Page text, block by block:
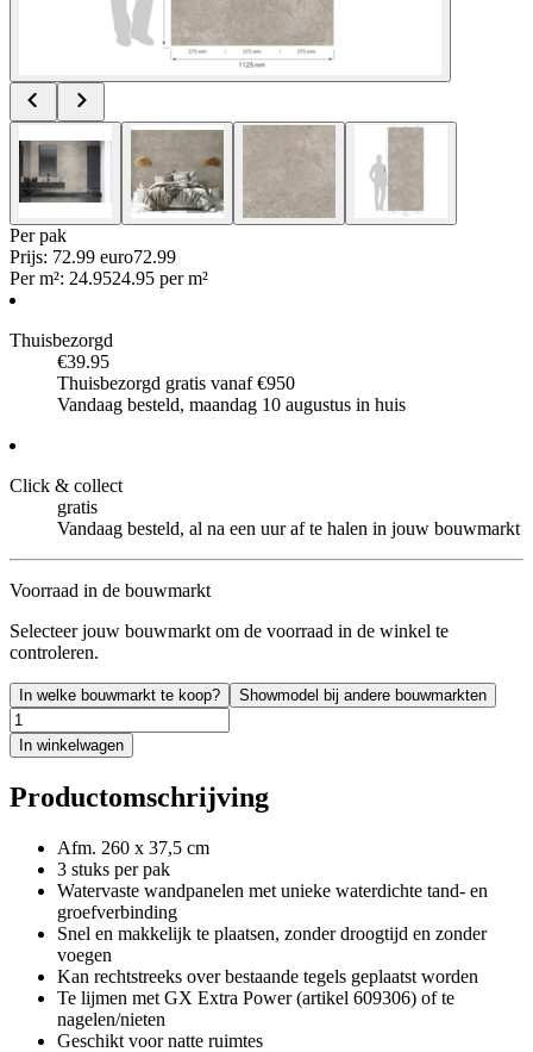
Per pak
Prijs: 72.99 euro72.99
Per m²: 24.9524.95 per m²
Thuisbezorgd
€39.95
Thuisbezorgd gratis vanaf €950
Vandaag besteld, maandag 10 augustus in huis
Click & collect
gratis
Vandaag besteld, al na een uur af te halen in jouw bouwmarkt
Voorraad in de bouwmarkt
Selecteer jouw bouwmarkt om de voorraad in de winkel te
controleren.
In welke bouwmarkt te koop? Showmodel bij andere bouwmarkten
In winkelwagen
Productomschrijving
Afm. 260 x 37,5 cm
3 stuks per pak
Watervaste wandpanelen met unieke waterdichte tand- en
groefverbinding
Snel en makkelijk te plaatsen, zonder droogtijd en zonder
voegen
Kan rechtstreeks over bestaande tegels geplaatst worden
Te lijmen met GX Extra Power (artikel 609306) of te
nagelen/nieten
Geschikt voor natte ruimtes